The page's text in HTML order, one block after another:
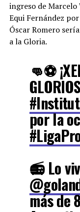
ingreso de
Equi Fernández
Óscar Romero
a la Gloria.
👊⚽️
por la
📻 Lo
más de